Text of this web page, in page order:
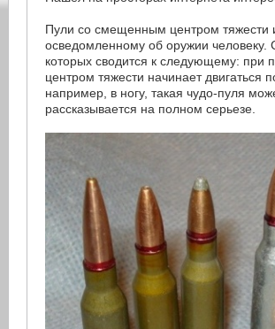
Пули со смещенным центром
осведомленному об оружии
которых сводится к следующему:
центром тяжести начинает двигаться
например, в ногу, такая чудо-пуля
рассказывается на полном серьезе.